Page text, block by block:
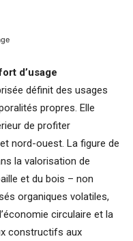
d’usage
définit des usages
propres. Elle
de profiter
nord-ouest. La figure de
la valorisation de
et du bois – non
organiques volatiles,
circulaire et la
constructifs aux